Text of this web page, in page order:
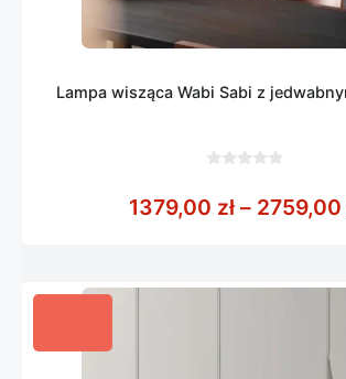
Lampa wisząca Wabi Sabi z
5
1379,00 zł – 2759,00